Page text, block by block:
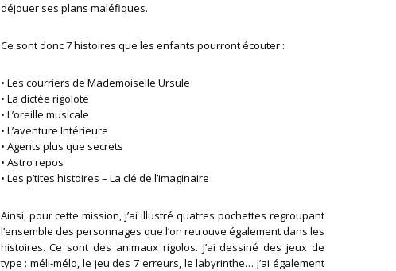
déjouer ses plans maléfiques.
Ce sont donc 7 histoires que les enfants pourront écouter :
• Les courriers de Mademoiselle Ursule
• La dictée rigolote
• L’oreille musicale
• L’aventure Intérieure
• Agents plus que secrets
• Astro repos
• Les p’tites histoires – La clé de l’imaginaire
Ainsi, pour cette mission, j’ai illustré quatres pochettes regroupant
l’ensemble des personnages que l’on retrouve également dans les
histoires. Ce sont des animaux rigolos. J’ai dessiné des jeux de
type : méli-mélo, le jeu des 7 erreurs, le labyrinthe… J’ai également